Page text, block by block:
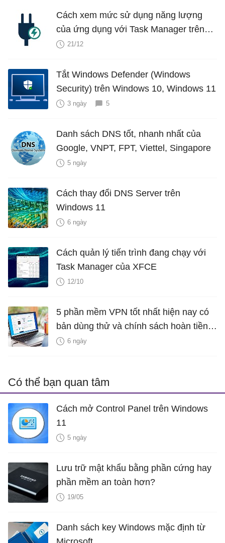
Cách xem mức sử dụng năng lượng
của ứng dụng với Task Manager trên
Windows 10
21/12
Tắt Windows Defender (Windows
Security) trên Windows 10, Windows 11
3 ngày 5
Danh sách DNS tốt, nhanh nhất của
Google, VNPT, FPT, Viettel, Singapore
5 ngày
Cách thay đổi DNS Server trên
Windows 11
6 ngày
Cách quản lý tiến trình đang chạy với
Task Manager của XFCE
12/10
5 phần mềm VPN tốt nhất hiện nay có
bản dùng thử và chính sách hoàn tiền
miễn phí
6 ngày
Có thể bạn quan tâm
Cách mở Control Panel trên Windows
11
5 ngày
Lưu trữ mật khẩu bằng phần cứng hay
phần mềm an toàn hơn?
19/05
Danh sách key Windows mặc định từ